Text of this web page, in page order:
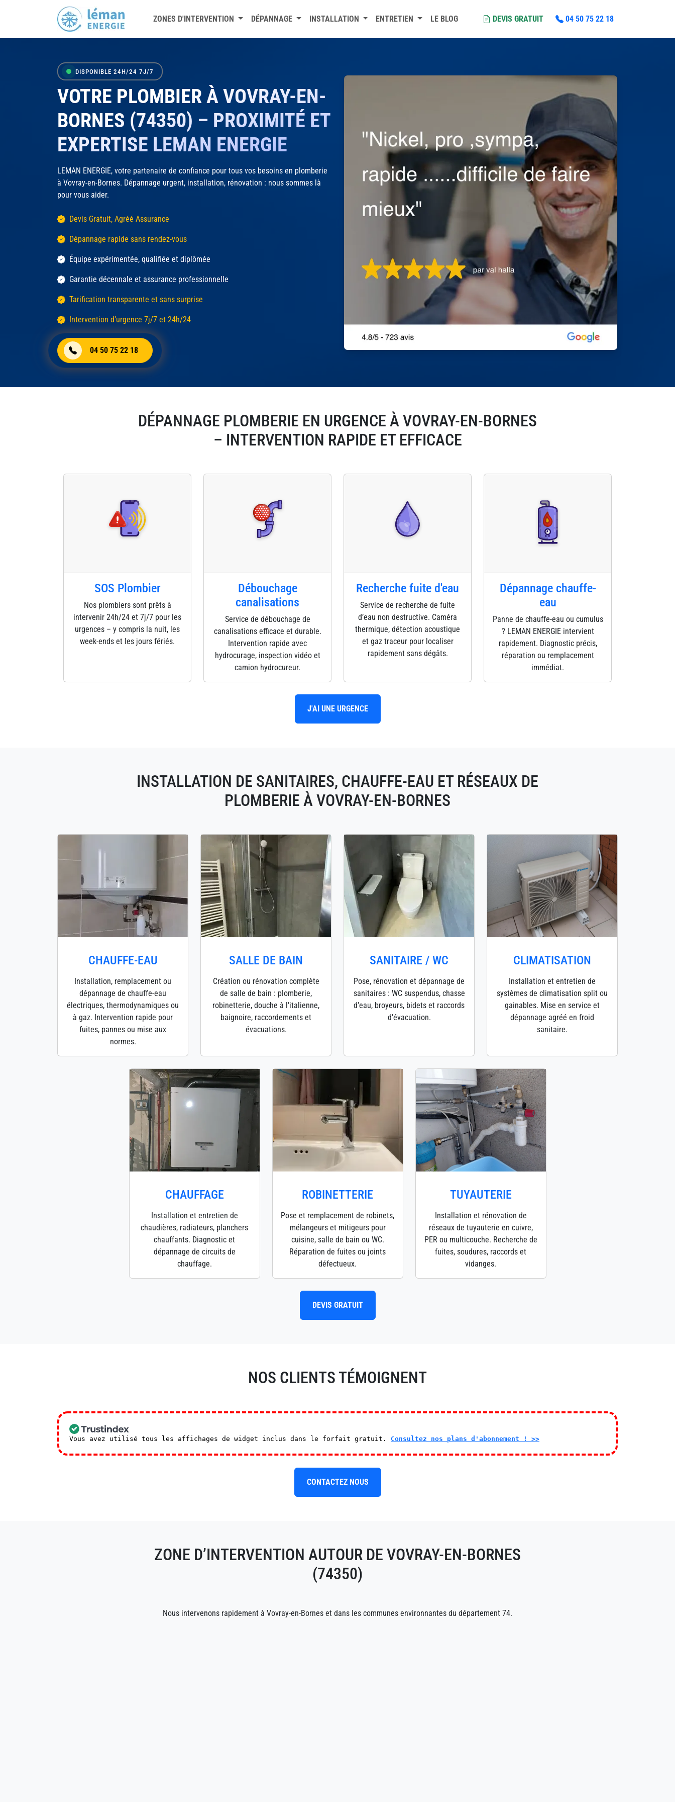
ZONES D'INTERVENTION DÉPANNAGE INSTALLATION ENTRETIEN LE BLOG DEVIS GRATUIT 04 50 75 22 18
DISPONIBLE 24H/24 7J/7
VOTRE PLOMBIER À VOVRAY-EN-
BORNES (74350) – PROXIMITÉ ET
EXPERTISE LEMAN ENERGIE
LEMAN ENERGIE, votre partenaire de confiance pour tous vos besoins en plomberie
à Vovray-en-Bornes. Dépannage urgent, installation, rénovation : nous sommes là
pour vous aider.
Devis Gratuit, Agréé Assurance
Dépannage rapide sans rendez-vous
Équipe expérimentée, qualifiée et diplômée
Garantie décennale et assurance professionnelle
Tarification transparente et sans surprise
Intervention d’urgence 7j/7 et 24h/24
04 50 75 22 18
DÉPANNAGE PLOMBERIE EN URGENCE À VOVRAY-EN-BORNES
– INTERVENTION RAPIDE ET EFFICACE
SOS Plombier
Nos plombiers sont prêts à
intervenir 24h/24 et 7j/7 pour les
urgences – y compris la nuit, les
week-ends et les jours fériés.
Débouchage
canalisations
Service de débouchage de
canalisations efficace et durable.
Intervention rapide avec
hydrocurage, inspection vidéo et
camion hydrocureur.
Recherche fuite d'eau
Service de recherche de fuite
d’eau non destructive. Caméra
thermique, détection acoustique
et gaz traceur pour localiser
rapidement sans dégâts.
Dépannage chauffe-
eau
Panne de chauffe-eau ou cumulus
? LEMAN ENERGIE intervient
rapidement. Diagnostic précis,
réparation ou remplacement
immédiat.
J'AI UNE URGENCE
INSTALLATION DE SANITAIRES, CHAUFFE-EAU ET RÉSEAUX DE
PLOMBERIE À VOVRAY-EN-BORNES
CHAUFFE-EAU
Installation, remplacement ou
dépannage de chauffe-eau
électriques, thermodynamiques ou
à gaz. Intervention rapide pour
fuites, pannes ou mise aux
normes.
SALLE DE BAIN
Création ou rénovation complète
de salle de bain : plomberie,
robinetterie, douche à l’italienne,
baignoire, raccordements et
évacuations.
SANITAIRE / WC
Pose, rénovation et dépannage de
sanitaires : WC suspendus, chasse
d’eau, broyeurs, bidets et raccords
d’évacuation.
CLIMATISATION
Installation et entretien de
systèmes de climatisation split ou
gainables. Mise en service et
dépannage agréé en froid
sanitaire.
CHAUFFAGE
Installation et entretien de
chaudières, radiateurs, planchers
chauffants. Diagnostic et
dépannage de circuits de
chauffage.
ROBINETTERIE
Pose et remplacement de robinets,
mélangeurs et mitigeurs pour
cuisine, salle de bain ou WC.
Réparation de fuites ou joints
défectueux.
TUYAUTERIE
Installation et rénovation de
réseaux de tuyauterie en cuivre,
PER ou multicouche. Recherche de
fuites, soudures, raccords et
vidanges.
DEVIS GRATUIT
NOS CLIENTS TÉMOIGNENT
Vous avez utilisé tous les affichages de widget inclus dans le forfait gratuit. Consultez nos plans d'abonnement ! >>
CONTACTEZ NOUS
ZONE D’INTERVENTION AUTOUR DE VOVRAY-EN-BORNES
(74350)
Nous intervenons rapidement à Vovray-en-Bornes et dans les communes environnantes du département 74.